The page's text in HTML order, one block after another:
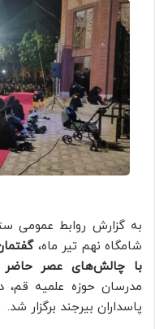
به گزارش روابط عمومی
شامگاه نهم تیر ماه،
با چالش‌های عصر حاضر
مدرسان حوزه علمیه قم،
پاسداران بیرجند برگزار شد.